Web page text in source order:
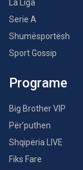
La Liga
Serie A
Shumësportësh
Sport Gossip
Programe
Big Brother VIP
Për’puthen
Shqipëria LIVE
Fiks Fare